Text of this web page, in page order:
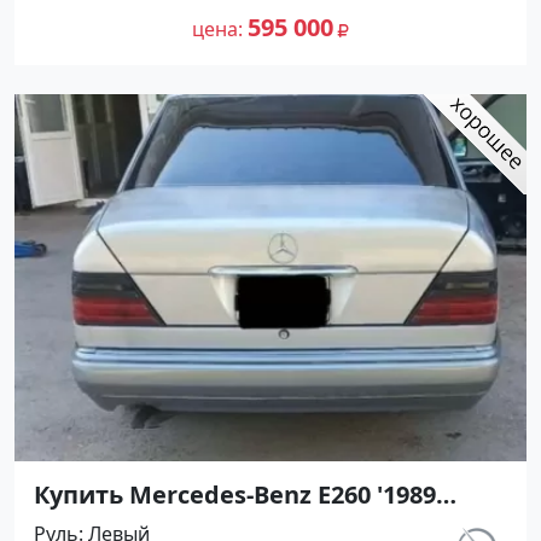
№27428 на сайте Авторынок23
цена 595 000
Купить Mercedes-Benz E260 '1989
МКПП (2598/160 л.с.) Бензин
Руль Левый